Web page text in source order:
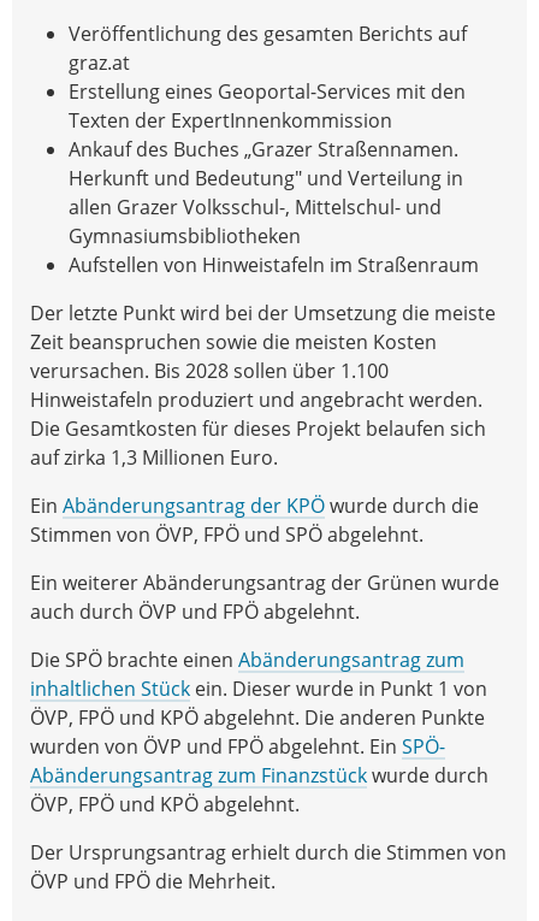
Veröffentlichung des gesamten Berichts auf
graz.at
Erstellung eines Geoportal-Services mit den
Texten der ExpertInnenkommission
Ankauf des Buches „Grazer Straßennamen.
Herkunft und Bedeutung" und Verteilung in
allen Grazer Volksschul-, Mittelschul- und
Gymnasiumsbibliotheken
Aufstellen von Hinweistafeln im Straßenraum
Der letzte Punkt wird bei der Umsetzung die meiste
Zeit beanspruchen sowie die meisten Kosten
verursachen. Bis 2028 sollen über 1.100
Hinweistafeln produziert und angebracht werden.
Die Gesamtkosten für dieses Projekt belaufen sich
auf zirka 1,3 Millionen Euro.
Ein Abänderungsantrag der KPÖwurde durch die
Stimmen von ÖVP, FPÖ und SPÖ abgelehnt.
Ein weiterer Abänderungsantrag der Grünen wurde
auch durch ÖVP und FPÖ abgelehnt.
Die SPÖ brachte einen Abänderungsantrag zum
inhaltlichen Stück ein. Dieser wurde in Punkt 1 von
ÖVP, FPÖ und KPÖ abgelehnt. Die anderen Punkte
wurden von ÖVP und FPÖ abgelehnt. Ein SPÖ-
Abänderungsantrag zum Finanzstückwurde durch
ÖVP, FPÖ und KPÖ abgelehnt.
Der Ursprungsantrag erhielt durch die Stimmen von
ÖVP und FPÖ die Mehrheit.